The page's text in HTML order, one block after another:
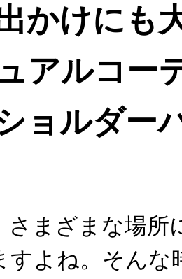
かけにも
アルコー
ョルダー
さまざまな場所
すよね。そんな